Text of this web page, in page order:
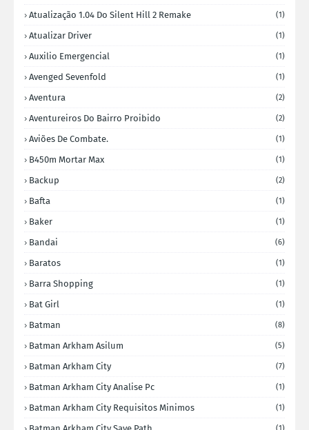
Atualização 1.04 Do Silent Hill 2 Remake (1)
Atualizar Driver (1)
Auxilio Emergencial (1)
Avenged Sevenfold (1)
Aventura (2)
Aventureiros Do Bairro Proibido (2)
Aviões De Combate. (1)
B450m Mortar Max (1)
Backup (2)
Bafta (1)
Baker (1)
Bandai (6)
Baratos (1)
Barra Shopping (1)
Bat Girl (1)
Batman (8)
Batman Arkham Asilum (5)
Batman Arkham City (7)
Batman Arkham City Analise Pc (1)
Batman Arkham City Requisitos Minimos (1)